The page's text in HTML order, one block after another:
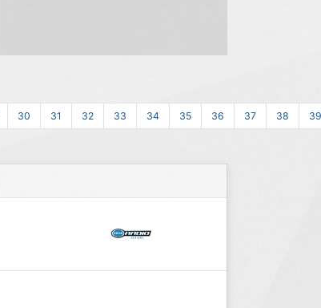
30 31 32 33 34 35 36 37 38 39